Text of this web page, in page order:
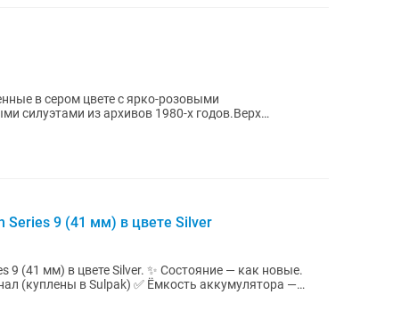
в сером цвете с ярко-розовыми
силуэтами из архивов 1980-х годов.Верх
Series 9 (41 мм) в цвете Silver
Silver. ✨ Состояние — как новые.